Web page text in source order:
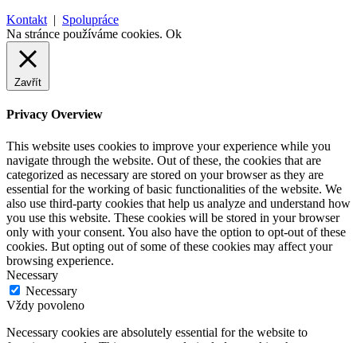
Kontakt | Spolupráce
Na stránce používáme cookies. Ok
Zavřít
Privacy Overview
This website uses cookies to improve your experience while you
navigate through the website. Out of these, the cookies that are
categorized as necessary are stored on your browser as they are
essential for the working of basic functionalities of the website. We
also use third-party cookies that help us analyze and understand how
you use this website. These cookies will be stored in your browser
only with your consent. You also have the option to opt-out of these
cookies. But opting out of some of these cookies may affect your
browsing experience.
Necessary
Necessary
Vždy povoleno
Necessary cookies are absolutely essential for the website to